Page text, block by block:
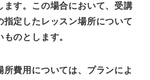
ます。この場合において、受講
指定したレッスン場所について
のとします。
所費用については、プランによ